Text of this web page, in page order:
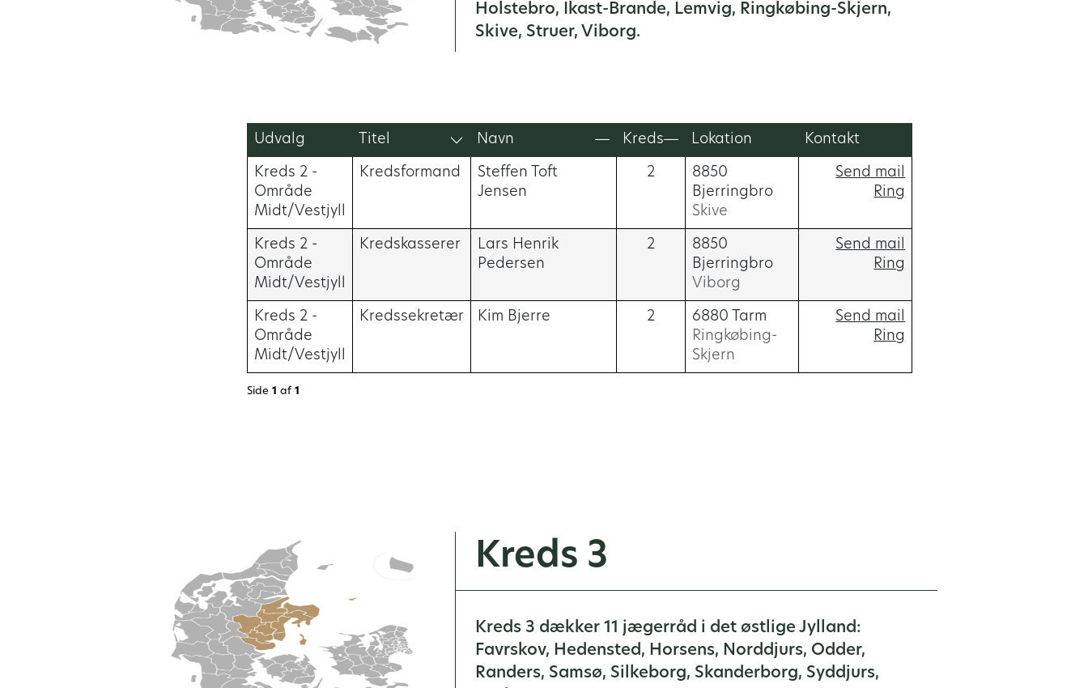
Holstebro, Ikast-Brande, Lemvig, Ringkøbing-Skjern,
Skive, Struer, Viborg.
Udvalg Titel Navn Kreds Lokation Kontakt
Kreds 2 -
Område
Midt/Vestjyll
Kredsformand
Steffen Toft
Jensen
2
8850
Bjerringbro
Skive
Send mail
Ring
Kreds 2 -
Område
Midt/Vestjyll
Kredskasserer
Lars Henrik
Pedersen
2
8850
Bjerringbro
Viborg
Send mail
Ring
Kreds 2 -
Område
Midt/Vestjyll
Kredssekretær Kim Bjerre 2
6880 Tarm
Ringkøbing-
Skjern
Send mail
Ring
Side1 af1
Kreds 3
Kreds 3 dækker 11 jægerråd i det østlige Jylland:
Favrskov, Hedensted, Horsens, Norddjurs, Odder,
Randers, Samsø, Silkeborg, Skanderborg, Syddjurs,